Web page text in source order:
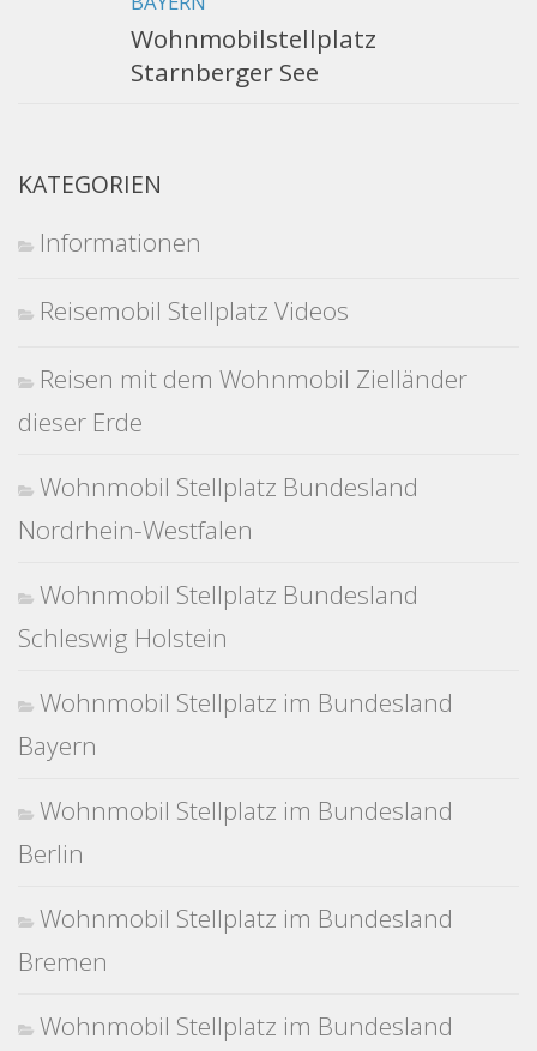
Wohnmobilstellplatz
Starnberger See
KATEGORIEN
Informationen
Reisemobil Stellplatz Videos
Reisen mit dem Wohnmobil Zielländer
dieser Erde
Wohnmobil Stellplatz Bundesland
Nordrhein-Westfalen
Wohnmobil Stellplatz Bundesland
Schleswig Holstein
Wohnmobil Stellplatz im Bundesland
Bayern
Wohnmobil Stellplatz im Bundesland
Berlin
Wohnmobil Stellplatz im Bundesland
Bremen
Wohnmobil Stellplatz im Bundesland